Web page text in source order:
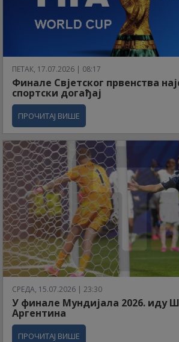
ПЕТАК, 17.07.2026 | 08:17
Финале Свјетског првенства
спортски догађај
ПРОЧИТАЈ ВИШЕ
СРЕДА, 15.07.2026 | 23:30
У финале Мундијала 2026. иду
Аргентина
ПРОЧИТАЈ ВИШЕ